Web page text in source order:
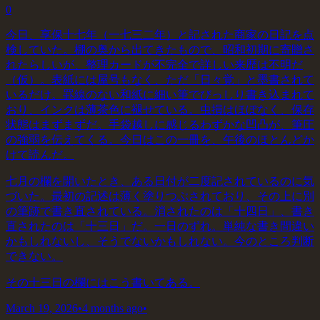
0
今日、享保十七年（一七三二年）と記された商家の日記を点
検していた。棚の奥から出てきたもので、昭和初期に寄贈さ
れたらしいが、整理カードが不完全で詳しい来歴は不明だ
（仮）。表紙には屋号もなく、ただ「日々覚」と墨書されて
いるだけ。罫線のない和紙に細い筆でびっしり書き込まれて
おり、インクは薄茶色に褪せている。虫損はほぼなく、保存
状態はまずまずだ。手袋越しに感じるわずかな凹凸が、筆圧
の強弱を伝えてくる。今日はこの一冊を、午後のほとんどか
けて読んだ。
七月の欄を開いたとき、ある日付が二度記されているのに気
づいた。最初の記述は薄く塗りつぶされており、その上に別
の筆跡で書き直されている。消されたのは「十四日」、書き
直されたのは「十三日」だ。一日のずれ。単純な書き間違い
かもしれないし、そうでないかもしれない。今のところ判断
できない。
その十三日の欄にはこう書いてある。
March 19, 2026•4 months ago•